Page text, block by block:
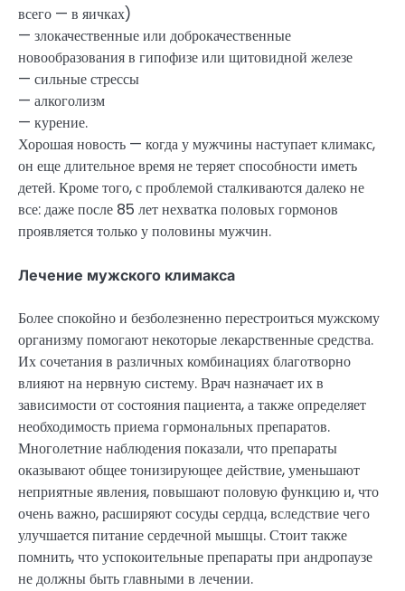
всего — в яичках)
— злокачественные или доброкачественные
новообразования в гипофизе или щитовидной железе
— сильные стрессы
— алкоголизм
— курение.
Хорошая новость — когда у мужчины наступает климакс,
он еще длительное время не теряет способности иметь
детей. Кроме того, с проблемой сталкиваются далеко не
все: даже после 85 лет нехватка половых гормонов
проявляется только у половины мужчин.
Лечение мужского климакса
Более спокойно и безболезненно перестроиться мужскому
организму помогают некоторые лекарственные средства.
Их сочетания в различных комбинациях благотворно
влияют на нервную систему. Врач назначает их в
зависимости от состояния пациента, а также определяет
необходимость приема гормональных препаратов.
Многолетние наблюдения показали, что препараты
оказывают общее тонизирующее действие, уменьшают
неприятные явления, повышают половую функцию и, что
очень важно, расширяют сосуды сердца, вследствие чего
улучшается питание сердечной мышцы. Стоит также
помнить, что успокоительные препараты при андропаузе
не должны быть главными в лечении.